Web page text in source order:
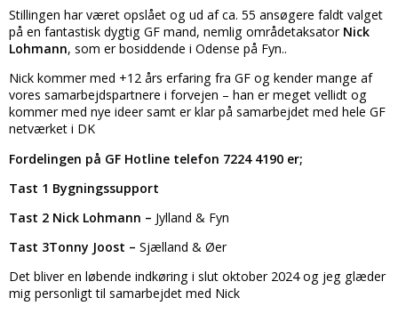
Stillingen har været opslået og ud af ca. 55 ansøgere faldt valget
på en fantastisk dygtig GF mand, nemlig områdetaksator Nick
Lohmann, som er bosiddende i Odense på Fyn..
Nick kommer med +12 års erfaring fra GF og kender mange af
vores samarbejdspartnere i forvejen – han er meget vellidt og
kommer med nye ideer samt er klar på samarbejdet med hele GF
netværket i DK
Fordelingen på GF Hotline telefon 7224 4190 er;
Tast 1 Bygningssupport
Tast 2 Nick Lohmann – Jylland & Fyn
Tast 3Tonny Joost – Sjælland & Øer
Det bliver en løbende indkøring i slut oktober 2024 og jeg glæder
mig personligt til samarbejdet med Nick